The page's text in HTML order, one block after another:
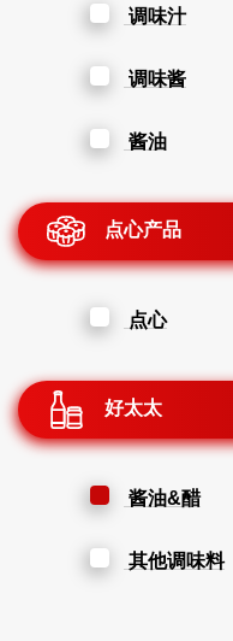
调味汁
调味酱
酱油
点心产品
点心
好太太
酱油&醋
其他调味料